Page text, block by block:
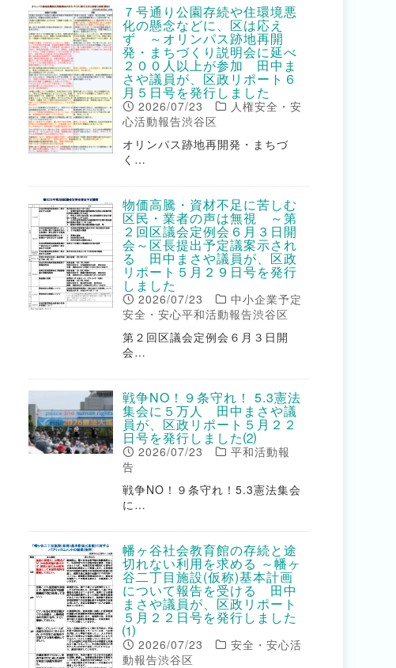
７号通り公園存続や住環境悪
化の懸念などに、区は応え
ず ～オリンパス跡地再開
発・まちづくり説明会に延べ
２００人以上が参加 田中ま
さや議員が、区政リポート６
月５日号を発行しました
2026/07/23
人権安全・安
心活動報告渋谷区
オリンパス跡地再開発・まちづ
く…
物価高騰・資材不足に苦しむ
区民・業者の声は無視 ～第
２回区議会定例会６月３日開
会～区長提出予定議案示され
る 田中まさや議員が、区政
リポート５月２９日号を発行
しました
2026/07/23
中小企業予定
安全・安心平和活動報告渋谷区
第２回区議会定例会６月３日開
会…
戦争NO！９条守れ！ 5.3憲法
集会に５万人 田中まさや議
員が、区政リポート５月２２
日号を発行しました⑵
2026/07/23
平和活動報
告
戦争NO！９条守れ！5.3憲法集会
に…
幡ヶ谷社会教育館の存続と途
切れない利用を求める ～幡ヶ
谷二丁目施設(仮称)基本計画
について報告を受ける 田中
まさや議員が、区政リポート
５月２２日号を発行しました
⑴
2026/07/23
安全・安心活
動報告渋谷区